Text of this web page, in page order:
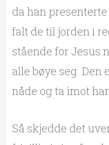
da han
falt de til jorden i
stående for Jesus
alle bøye seg. Den
nåde og ta imot
Så skjedde det